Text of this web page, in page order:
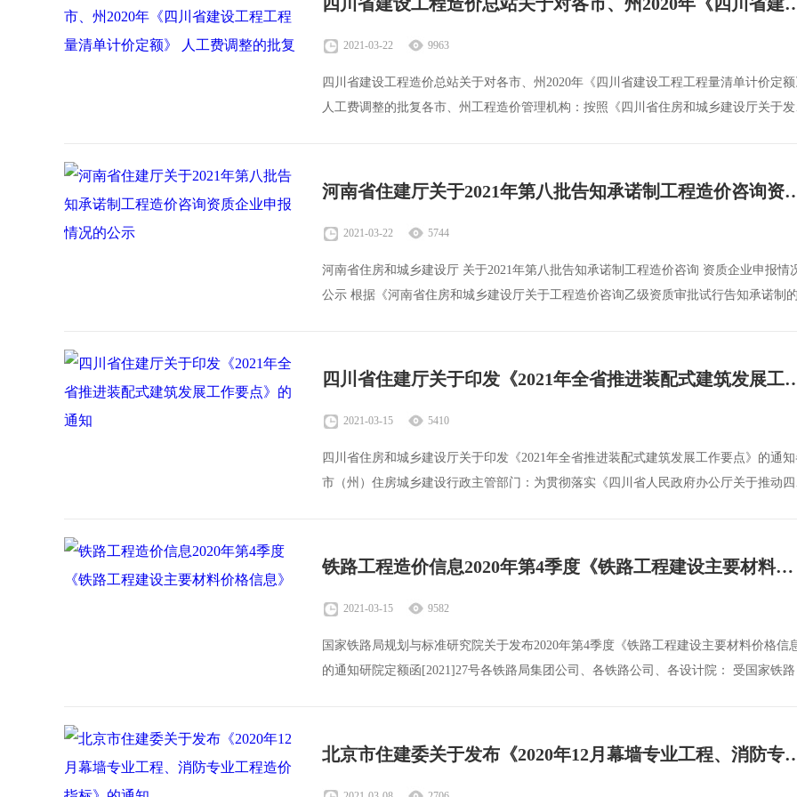
2021-03-22 9963
四川省建设工程造价总站关于对各市、州2020年《四川省建设工程工程量清单计价定额
人工费调整的批复各市、州工程造价管理机构：按照《四川省住房和城乡建设厅关于发
河南省住建厅关于2021年第八批告知承诺
2021-03-22 5744
河南省住房和城乡建设厅 关于2021年第八批告知承诺制工程造价咨询 资质企业申报情
公示 根据《河南省住房和城乡建设厅关于工程造价咨询乙级资质审批试行告知承诺制的
四川省住建厅关于印发《2021年全省推
2021-03-15 5410
四川省住房和城乡建设厅关于印发《2021年全省推进装配式建筑发展工作要点》的通知
市（州）住房城乡建设行政主管部门：为贯彻落实《四川省人民政府办公厅关于推动四
铁路工程造价信息2020年第4季度《铁路工程建设主要材料价格信息》
2021-03-15 9582
国家铁路局规划与标准研究院关于发布2020年第4季度《铁路工程建设主要材料价格信
的通知研院定额函[2021]27号各铁路局集团公司、各铁路公司、各设计院： 受国家铁路
北京市住建委关于发布《2020年12月幕墙专